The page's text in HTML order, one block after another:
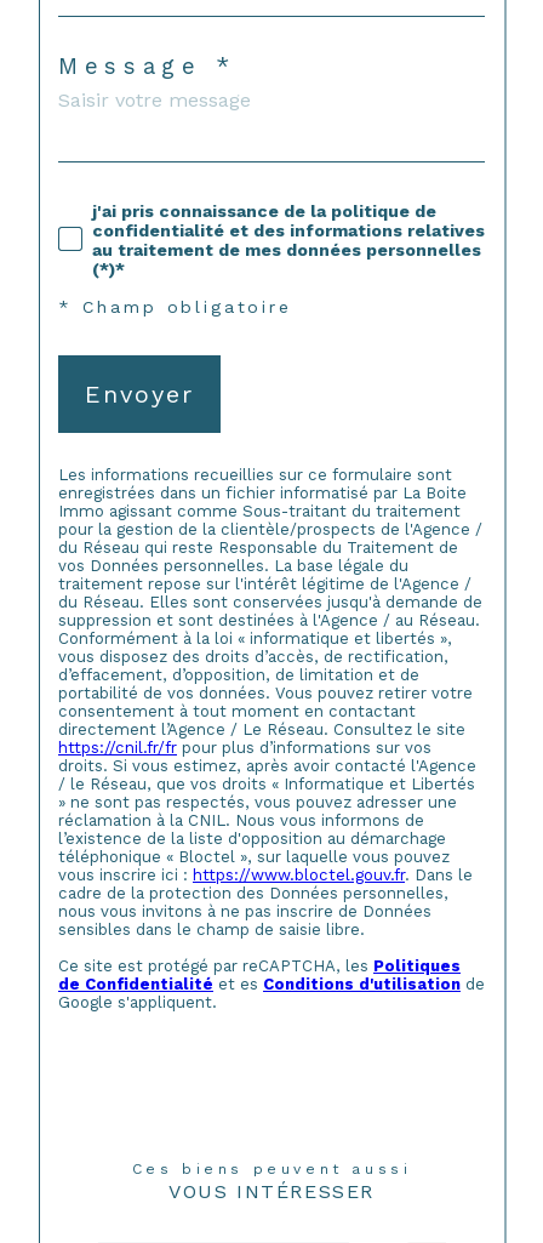
Message *
j'ai pris connaissance de la politique de
confidentialité et des informations relatives
au traitement de mes données personnelles
(*)*
* Champ obligatoire
Envoyer
Les informations recueillies sur ce formulaire sont
enregistrées dans un fichier informatisé par La Boite
Immo agissant comme Sous-traitant du traitement
pour la gestion de la clientèle/prospects de l'Agence /
du Réseau qui reste Responsable du Traitement de
vos Données personnelles. La base légale du
traitement repose sur l'intérêt légitime de l'Agence /
du Réseau. Elles sont conservées jusqu'à demande de
suppression et sont destinées à l'Agence / au Réseau.
Conformément à la loi « informatique et libertés »,
vous disposez des droits d’accès, de rectification,
d’effacement, d’opposition, de limitation et de
portabilité de vos données. Vous pouvez retirer votre
consentement à tout moment en contactant
directement l’Agence / Le Réseau. Consultez le site
https://cnil.fr/fr pour plus d’informations sur vos
droits. Si vous estimez, après avoir contacté l'Agence
/ le Réseau, que vos droits « Informatique et Libertés
» ne sont pas respectés, vous pouvez adresser une
réclamation à la CNIL. Nous vous informons de
l’existence de la liste d'opposition au démarchage
téléphonique « Bloctel », sur laquelle vous pouvez
vous inscrire ici : https://www.bloctel.gouv.fr. Dans le
cadre de la protection des Données personnelles,
nous vous invitons à ne pas inscrire de Données
sensibles dans le champ de saisie libre.
Ce site est protégé par reCAPTCHA, les Politiques
de Confidentialité et es Conditions d'utilisation de
Google s'appliquent.
Ces biens peuvent aussi
VOUS INTÉRESSER